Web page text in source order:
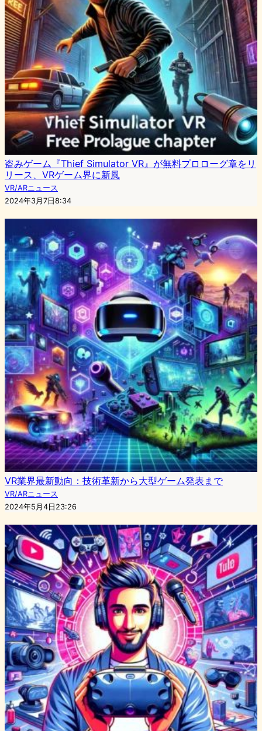
盗みゲーム『Thief Simulator VR』が無料プロローグ章をリ
リース、VRゲーム界に新風
VR/ARニュース
2024年3月7日8:34
VR業界最新動向：技術革新から大型ゲーム発表まで
VR/ARニュース
2024年5月4日23:26